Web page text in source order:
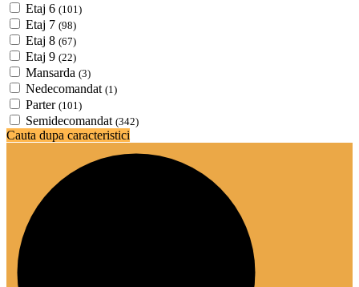
Etaj 6 (101)
Etaj 7 (98)
Etaj 8 (67)
Etaj 9 (22)
Mansarda (3)
Nedecomandat (1)
Parter (101)
Semidecomandat (342)
Cauta dupa caracteristici